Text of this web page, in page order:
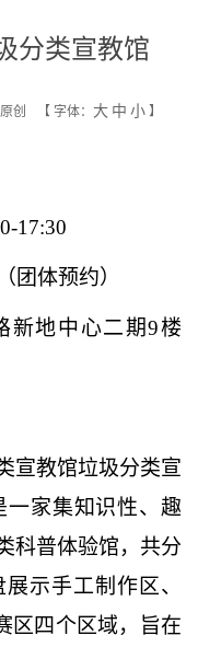
分类宣教馆
创 【 字体： 大 中 小 】
17:30
团体预约）
新地中心二期9楼
宣教馆垃圾分类宣
一家集知识性、趣
科普体验馆，共分
示手工制作区、
区四个区域，旨在